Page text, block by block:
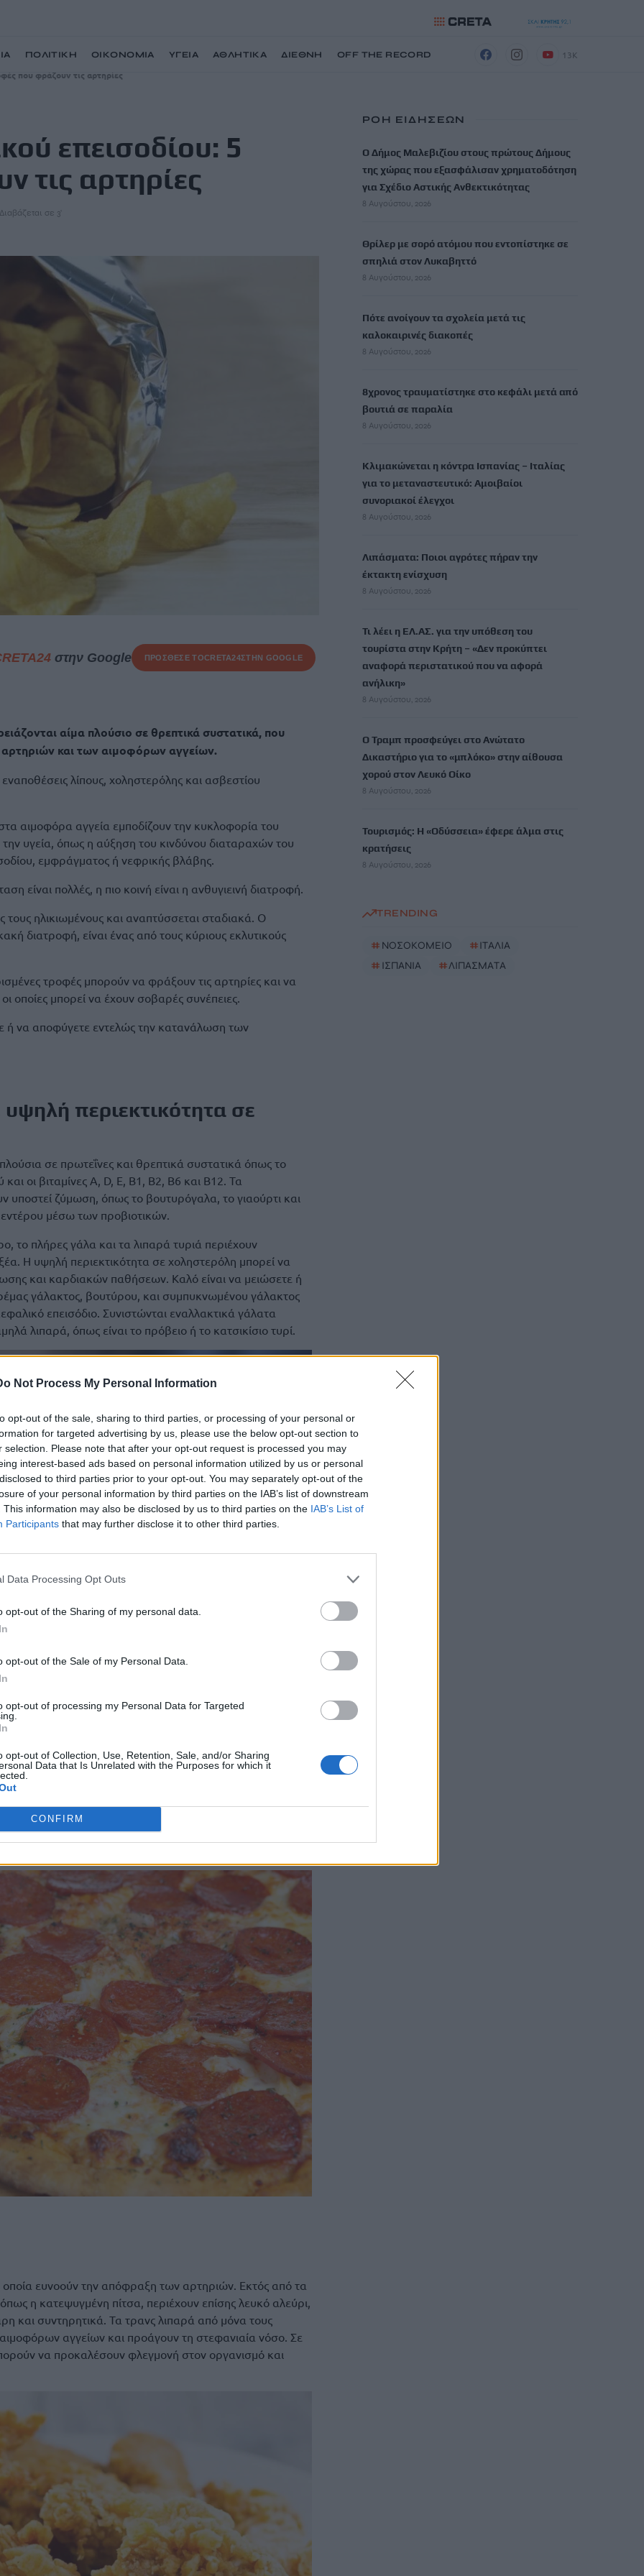
Not Process My Personal Information
opt-out of the sale, sharing to third parties, or processing of your personal or
for targeted advertising by us, please use the below opt-out section to
selection. Please note that after your opt-out request is processed you may
interest-based ads based on personal information utilized by us or personal
to third parties prior to your opt-out. You may separately opt-out of the
of your personal information by third parties on the IAB’s list of downstream
This information may also be disclosed by us to third parties on the IAB’s List of
Participants that may further disclose it to other third parties.
Data Processing Opt Outs
opt-out of the Sharing of my personal data.
opt-out of the Sale of my Personal Data.
opt-out of processing my Personal Data for Targeted
opt-out of Collection, Use, Retention, Sale, and/or Sharing
Data that Is Unrelated with the Purposes for which it
CONFIRM
ΠΟΛΙΤΙΚΗ ΟΙΚΟΝΟΜΙΑ ΥΓΕΙΑ ΑΘΛΗΤΙΚΑ ΔΙΕΘΝΗ OFF THE RECORD
13K
που φράζουν τις αρτηρίες
επεισοδίου: 5
τις αρτηρίες
Διαβάζεται σε 3'
στην Google ΠΡΟΣΘΕΣΕ ΤΟCRETA24ΣΤΗΝ GOOGLE
αίμα πλούσιο σε θρεπτικά συστατικά, που
και των αιμοφόρων αγγείων.
λίπους, χοληστερόλης και ασβεστίου
αιμοφόρα αγγεία εμποδίζουν την κυκλοφορία του
την υγεία, όπως η αύξηση του κινδύνου διαταραχών του
εμφράγματος ή νεφρικής βλάβης.
είναι πολλές, η πιο κοινή είναι η ανθυγιεινή διατροφή.
ηλικιωμένους και αναπτύσσεται σταδιακά. Ο
διατροφή, είναι ένας από τους κύριους εκλυτικούς
τροφές μπορούν να φράξουν τις αρτηρίες και να
οποίες μπορεί να έχουν σοβαρές συνέπειες.
ή να αποφύγετε εντελώς την κατανάλωση των
περιεκτικότητα σε
σε πρωτεΐνες και θρεπτικά συστατικά όπως το
οι βιταμίνες Α, D, Ε, Β1, Β2, Β6 και Β12. Τα
υποστεί ζύμωση, όπως το βουτυρόγαλα, το γιαούρτι και
μέσω των προβιοτικών.
το πλήρες γάλα και τα λιπαρά τυριά περιέχουν
Η υψηλή περιεκτικότητα σε χοληστερόλη μπορεί να
και καρδιακών παθήσεων. Καλό είναι να μειώσετε ή
γάλακτος, βουτύρου, και συμπυκνωμένου γάλακτος
επεισόδιο. Συνιστώνται εναλλακτικά γάλατα
λιπαρά, όπως είναι το πρόβειο ή το κατσικίσιο τυρί.
είναι το μοσχάρι, το χοιρινό, το κουνέλι και το κυνήγι,
κρέας, όπως τα λουκάνικα, το σαλάμι, το
ποσότητες ζάχαρης, αλατιού, κορεσμένων λιπαρών
αυτές εναποτίθενται ως χοληστερόλη στα
μπορούν να αυξήσουν τα επίπεδα της LDL
οποία ευνοούν την απόφραξη των αρτηριών. Εκτός από τα
η κατεψυγμένη πίτσα, περιέχουν επίσης λευκό αλεύρι,
και συντηρητικά. Τα τρανς λιπαρά από μόνα τους
αγγείων και προάγουν τη στεφανιαία νόσο. Σε
να προκαλέσουν φλεγμονή στον οργανισμό και
ΡΟΗ ΕΙΔΗΣΕΩΝ
Ο Δήμος Μαλεβιζίου στους πρώτους Δήμους
της χώρας που εξασφάλισαν χρηματοδότηση
για Σχέδιο Αστικής Ανθεκτικότητας
8 Αυγούστου, 2026
Θρίλερ με σορό ατόμου που εντοπίστηκε σε
σπηλιά στον Λυκαβηττό
8 Αυγούστου, 2026
Πότε ανοίγουν τα σχολεία μετά τις
καλοκαιρινές διακοπές
8 Αυγούστου, 2026
8χρονος τραυματίστηκε στο κεφάλι μετά από
βουτιά σε παραλία
8 Αυγούστου, 2026
Κλιμακώνεται η κόντρα Ισπανίας – Ιταλίας
για το μεταναστευτικό: Αμοιβαίοι
συνοριακοί έλεγχοι
8 Αυγούστου, 2026
Λιπάσματα: Ποιοι αγρότες πήραν την
έκτακτη ενίσχυση
8 Αυγούστου, 2026
Τι λέει η ΕΛ.ΑΣ. για την υπόθεση του
τουρίστα στην Κρήτη – «Δεν προκύπτει
αναφορά περιστατικού που να αφορά
ανήλικη»
8 Αυγούστου, 2026
Ο Τραμπ προσφεύγει στο Ανώτατο
Δικαστήριο για το «μπλόκο» στην αίθουσα
χορού στον Λευκό Οίκο
8 Αυγούστου, 2026
Τουρισμός: Η «Οδύσσεια» έφερε άλμα στις
κρατήσεις
8 Αυγούστου, 2026
TRENDING
# ΝΟΣΟΚΟΜΕΙΟ #ΙΤΑΛΙΑ
# ΙΣΠΑΝΙΑ #ΛΙΠΑΣΜΑΤΑ